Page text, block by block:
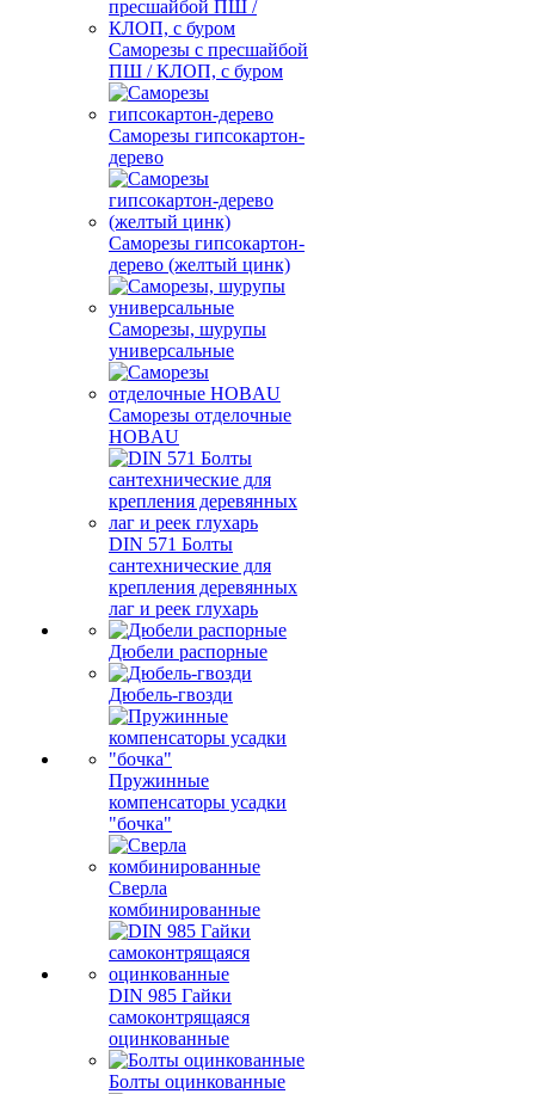
Саморезы с пресшайбой
ПШ / КЛОП, с буром
Саморезы гипсокартон-
дерево
Саморезы гипсокартон-
дерево (желтый цинк)
Саморезы, шурупы
универсальные
Саморезы отделочные
HOBAU
DIN 571 Болты
сантехнические для
крепления деревянных
лаг и реек глухарь
Дюбели распорные
Дюбель-гвозди
Пружинные
компенсаторы усадки
"бочка"
Сверла
комбинированные
DIN 985 Гайки
самоконтрящаяся
оцинкованные
Болты оцинкованные